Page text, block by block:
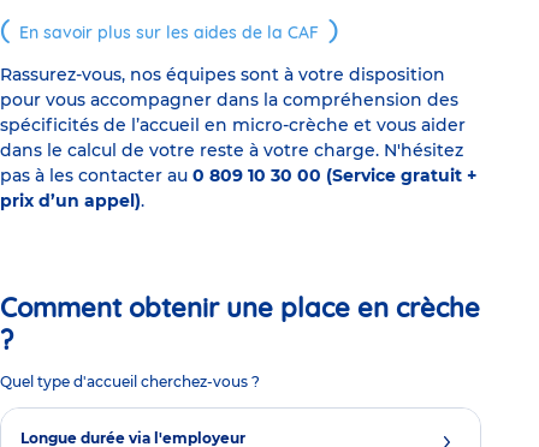
En savoir plus sur les aides de la CAF
Rassurez-vous, nos équipes sont à votre disposition
pour vous accompagner dans la compréhension des
spécificités de l’accueil en micro-crèche et vous aider
dans le calcul de votre reste à votre charge. N'hésitez
pas à les contacter au 0 809 10 30 00 (Service gratuit +
prix d’un appel).
Comment obtenir une place en crèche
?
Quel type d'accueil cherchez-vous ?
Longue durée via l'employeur